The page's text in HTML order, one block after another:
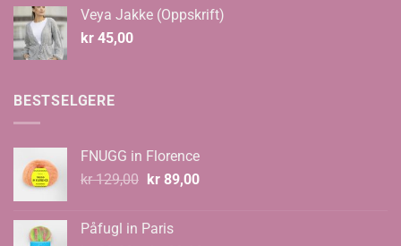
kr 535,00
Veya Jakke (Oppskrift)
kr 45,00
BESTSELGERE
FNUGG in Florence
kr129,00 Opprinnelig
kr 129,00.
kr89,00Nåværende
Påfugl in Paris